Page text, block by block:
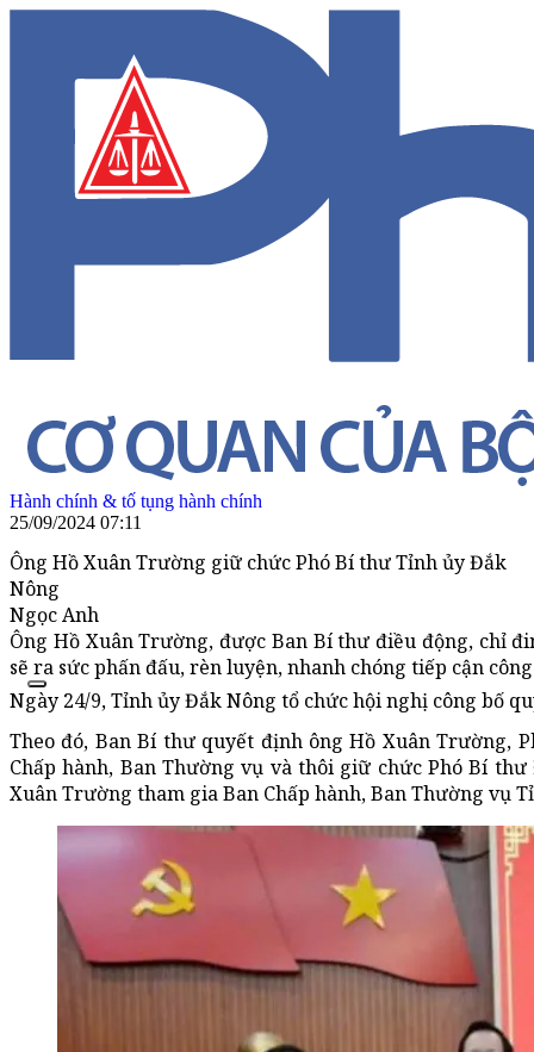
Hành chính & tố tụng hành chính
25/09/2024 07:11
Ông Hồ Xuân Trường giữ chức Phó Bí thư Tỉnh ủy Đắk
Nông
Ngọc Anh
Ông Hồ Xuân Trường, được Ban Bí thư điều động, chỉ
sẽ ra sức phấn đấu, rèn luyện, nhanh chóng tiếp cận
Ngày 24/9, Tỉnh ủy Đắk Nông tổ chức hội nghị công bố
Theo đó, Ban Bí thư quyết định ông Hồ Xuân Trường,
Chấp hành, Ban Thường vụ và thôi giữ chức Phó Bí
Xuân Trường tham gia Ban Chấp hành, Ban Thường vụ